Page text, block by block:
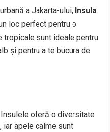
a Jakarta-ului, Insula
loc perfect pentru o
tropicale sunt ideale pentru
și pentru a te bucura de
Insulele oferă o diversitate
iar apele calme sunt